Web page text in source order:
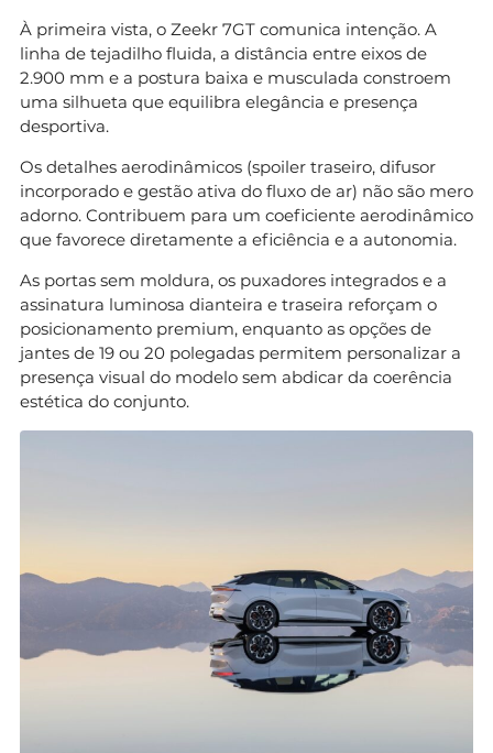
À primeira vista, o Zeekr 7GT comunica intenção. A
linha de tejadilho fluida, a distância entre eixos de
2.900 mm e a postura baixa e musculada constroem
uma silhueta que equilibra elegância e presença
desportiva.
Os detalhes aerodinâmicos (spoiler traseiro, difusor
incorporado e gestão ativa do fluxo de ar) não são mero
adorno. Contribuem para um coeficiente aerodinâmico
que favorece diretamente a eficiência e a autonomia.
As portas sem moldura, os puxadores integrados e a
assinatura luminosa dianteira e traseira reforçam o
posicionamento premium, enquanto as opções de
jantes de 19 ou 20 polegadas permitem personalizar a
presença visual do modelo sem abdicar da coerência
estética do conjunto.